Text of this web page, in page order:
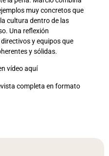
muy concretos que
cultura dentro de las
Una reflexión
y equipos que
y sólidas.
vídeo aquí
completa en formato